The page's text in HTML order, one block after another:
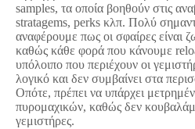
samples, τα οποία βοηθούν στις
stratagems, perks κλπ. Πολύ
αναφέρουμε πως οι σφαίρες είναι
καθώς κάθε φορά που κάνουμε
υπόλοιπο που περιέχουν οι
λογικό και δεν συμβαίνει στα
Οπότε, πρέπει να υπάρχει
πυρομαχικών, καθώς δεν
γεμιστήρες.